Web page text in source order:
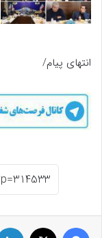
انتهای پیام/
ایکس